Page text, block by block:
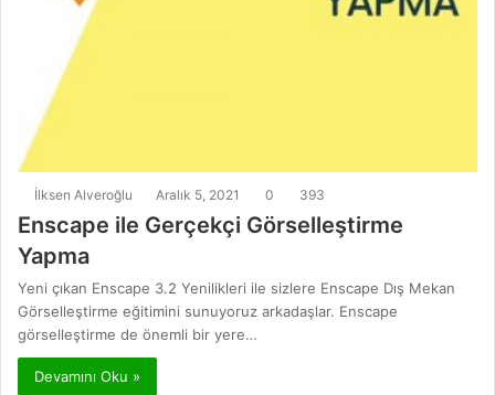
İlksen Alveroğlu Aralık 5, 2021 0 393
Enscape ile Gerçekçi Görselleştirme
Yapma
Yeni çıkan Enscape 3.2 Yenilikleri ile sizlere Enscape Dış Mekan
Görselleştirme eğitimini sunuyoruz arkadaşlar. Enscape
görselleştirme de önemli bir yere…
Devamını Oku »